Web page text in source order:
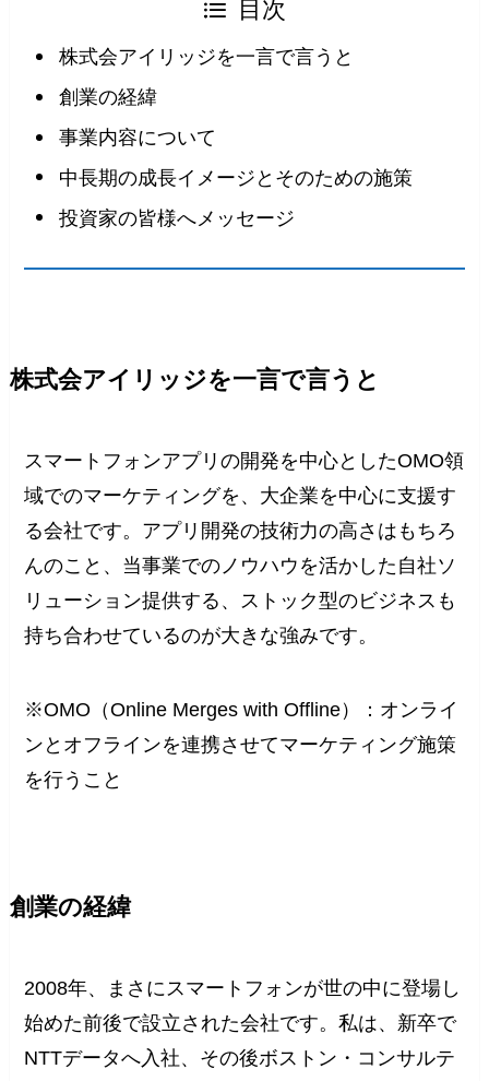
目次
株式会アイリッジを一言で言うと
創業の経緯
事業内容について
中長期の成長イメージとそのための施策
投資家の皆様へメッセージ
株式会アイリッジを一言で言うと
スマートフォンアプリの開発を中心としたOMO領
域でのマーケティングを、大企業を中心に支援す
る会社です。アプリ開発の技術力の高さはもちろ
んのこと、当事業でのノウハウを活かした自社ソ
リューション提供する、ストック型のビジネスも
持ち合わせているのが大きな強みです。
※OMO（Online Merges with Offline）：オンライ
ンとオフラインを連携させてマーケティング施策
を行うこと
創業の経緯
2008年、まさにスマートフォンが世の中に登場し
始めた前後で設立された会社です。私は、新卒で
NTTデータへ入社、その後ボストン・コンサルテ